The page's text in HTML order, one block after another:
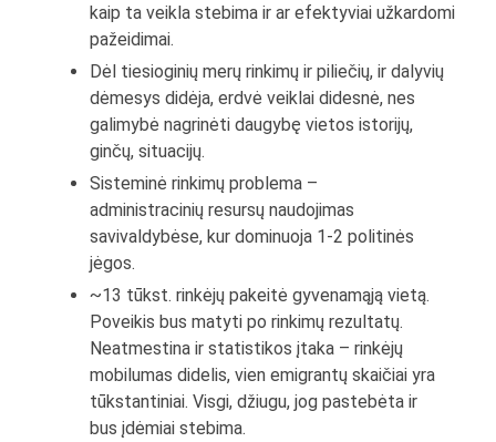
kaip ta veikla stebima ir ar efektyviai užkardomi
pažeidimai.
Dėl tiesioginių merų rinkimų ir piliečių, ir dalyvių
dėmesys didėja, erdvė veiklai didesnė, nes
galimybė nagrinėti daugybę vietos istorijų,
ginčų, situacijų.
Sisteminė rinkimų problema –
administracinių resursų naudojimas
savivaldybėse, kur dominuoja 1-2 politinės
jėgos.
~13 tūkst. rinkėjų pakeitė gyvenamąją vietą.
Poveikis bus matyti po rinkimų rezultatų.
Neatmestina ir statistikos įtaka – rinkėjų
mobilumas didelis, vien emigrantų skaičiai yra
tūkstantiniai. Visgi, džiugu, jog pastebėta ir
bus įdėmiai stebima.